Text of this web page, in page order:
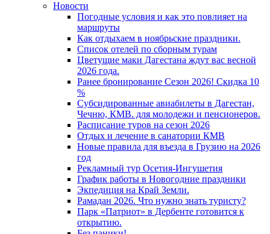
Новости
Погодные условия и как это повлияет на
маршруты
Как отдыхаем в ноябрьские праздники.
Список отелей по сборным турам
Цветущие маки Дагестана ждут вас весной
2026 года.
Ранее бронирование Сезон 2026! Скидка 10
%
Субсидированные авиабилеты в Дагестан,
Чечню, КМВ. для молодежи и пенсионеров.
Расписание туров на сезон 2026
Отдых и лечение в санатории КМВ
Новые правила для въезда в Грузию на 2026
год
Рекламный тур Осетия-Ингушетия
График работы в Новогодние праздники
Экпедиция на Край Земли.
Рамадан 2026. Что нужно знать туристу?
Парк «Патриот» в Дербенте готовится к
открытию.